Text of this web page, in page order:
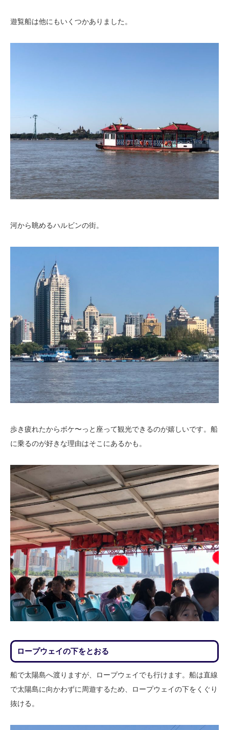
遊覧船は他にもいくつかありました。
河から眺めるハルビンの街。
歩き疲れたからボケ〜っと座って観光できるのが嬉しいです。船
に乗るのが好きな理由はそこにあるかも。
ロープウェイの下をとおる
船で太陽島へ渡りますが、ロープウェイでも行けます。船は直線
で太陽島に向かわずに周遊するため、ロープウェイの下をくぐり
抜ける。